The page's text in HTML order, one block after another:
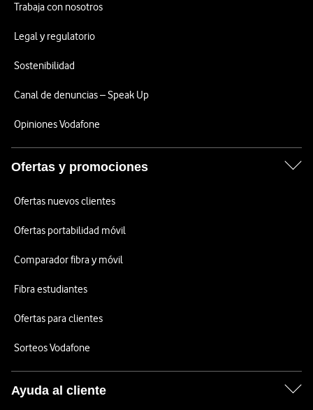
Trabaja con nosotros
Legal y regulatorio
Sostenibilidad
Canal de denuncias – Speak Up
Opiniones Vodafone
Ofertas y promociones
Ofertas nuevos clientes
Ofertas portabilidad móvil
Comparador fibra y móvil
Fibra estudiantes
Ofertas para clientes
Sorteos Vodafone
Ayuda al cliente